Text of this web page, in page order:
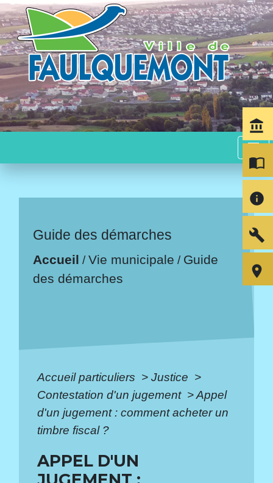
menu
Guide des démarches
Accueil /Vie municipale / Guide
des démarches
Accueil particuliers > Justice >
Contestation d'un jugement >Appel
d'un jugement : comment acheter un
timbre fiscal ?
APPEL D'UN
account_balance
import_contacts
info
build
room